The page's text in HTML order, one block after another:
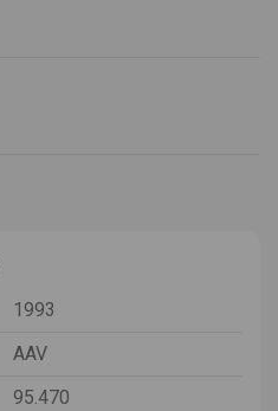
1993
AAV
95.470